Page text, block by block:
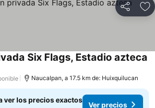
Compartir
Six Flags, Estadio azteca
Naucalpan, a 17.5 km de: Huixquilucan
ver los precios exactos
Ver precios